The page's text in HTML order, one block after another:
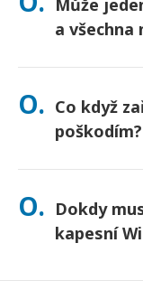
možnost pro vaši
a všechna
Ano – připojte až 10
používání
O. Co když
poškodím?
Při placení si
se něco stane,
zůstat ve spojení.
O. Dokdy
kapesní